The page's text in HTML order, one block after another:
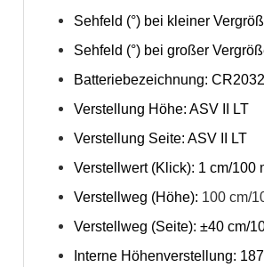
Sehfeld (°) bei kleiner
Sehfeld (°) bei großer
Batteriebezeichnung: CR2032
Verstellung Höhe: ASV II LT
Verstellung Seite: ASV II LT
Verstellwert (Klick): 1 cm/100
Verstellweg (Höhe): 100 cm/
Verstellweg (Seite): ±40 cm/
Interne Höhenverstellung: